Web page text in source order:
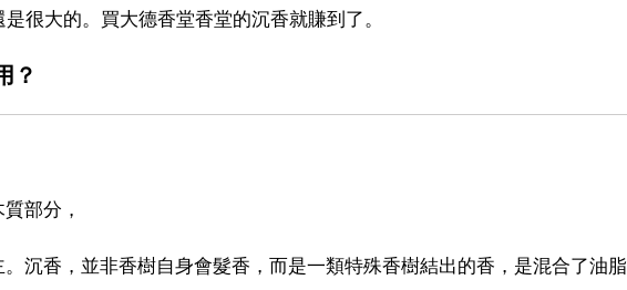
很大的。買大德香堂香堂的沉香就賺到了。
？
部分，
沉香，並非香樹自身會髮香，而是一類特殊香樹結出的香，是混合了油